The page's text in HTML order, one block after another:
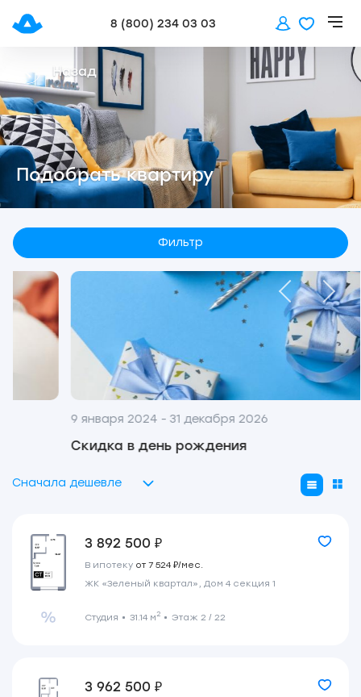
8 (800) 234 03 03
Назад
Подобрать квартиру
Фильтр
9 января 2024 - 31 декабря 2026
Скидка в день рождения
Сначала дешевле
3 892 500 ₽
В ипотеку от 7 524 ₽/мес.
ЖК «Зеленый квартал», Дом 4 секция 1
Студия 31.14 м2 Этаж 2 / 22
3 962 500 ₽